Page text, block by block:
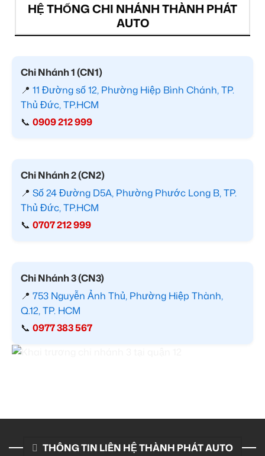
HỆ THỐNG CHI NHÁNH THÀNH PHÁT
AUTO
Chi Nhánh 1 (CN1)
📍 11 Đường số 12, Phường Hiệp Bình Chánh, TP.
Thủ Đức, TP.HCM
📞 0909 212 999
Chi Nhánh 2 (CN2)
📍 Số 24 Đường D5A, Phường Phước Long B, TP.
Thủ Đức, TP.HCM
📞 0707 212 999
Chi Nhánh 3 (CN3)
📍 753 Nguyễn Ảnh Thủ, Phường Hiệp Thành,
Q.12, TP. HCM
📞 0977 383 567
THÔNG TIN LIÊN HỆ THÀNH PHÁT AUTO